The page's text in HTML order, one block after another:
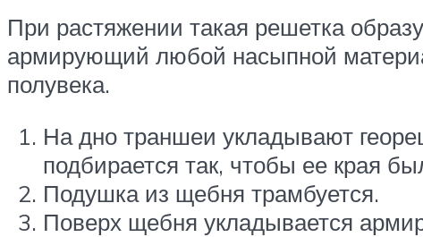
При растяжении такая решетка
армирующий любой насыпной
полувека.
На дно траншеи укладывают
подбирается так, чтобы ее края
Подушка из щебня трамбуется.
Поверх щебня укладывается